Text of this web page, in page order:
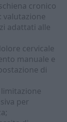
cronico
valutazione
adattati alle
cervicale
manuale e
di
per